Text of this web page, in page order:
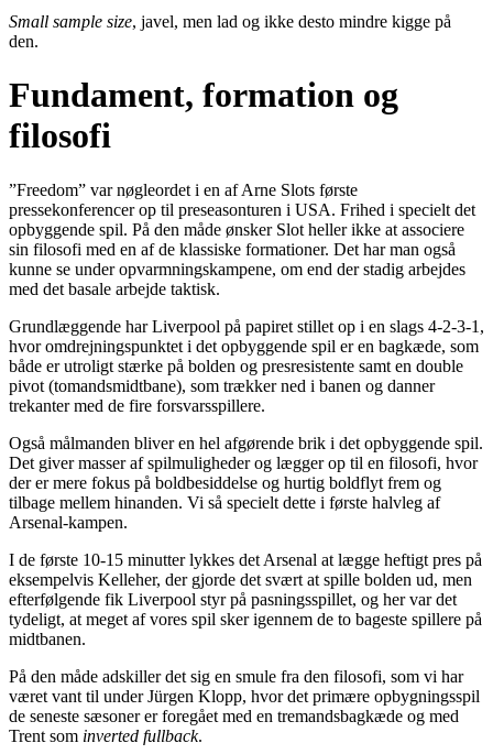
Small sample size, javel, men lad og ikke desto mindre kigge på
den.
Fundament, formation og
filosofi
”Freedom” var nøgleordet i en af Arne Slots første
pressekonferencer op til preseasonturen i USA. Frihed i specielt det
opbyggende spil. På den måde ønsker Slot heller ikke at associere
sin filosofi med en af de klassiske formationer. Det har man også
kunne se under opvarmningskampene, om end der stadig arbejdes
med det basale arbejde taktisk.
Grundlæggende har Liverpool på papiret stillet op i en slags 4-2-3-1,
hvor omdrejningspunktet i det opbyggende spil er en bagkæde, som
både er utroligt stærke på bolden og presresistente samt en double
pivot (tomandsmidtbane), som trækker ned i banen og danner
trekanter med de fire forsvarsspillere.
Også målmanden bliver en hel afgørende brik i det opbyggende spil.
Det giver masser af spilmuligheder og lægger op til en filosofi, hvor
der er mere fokus på boldbesiddelse og hurtig boldflyt frem og
tilbage mellem hinanden. Vi så specielt dette i første halvleg af
Arsenal-kampen.
I de første 10-15 minutter lykkes det Arsenal at lægge heftigt pres på
eksempelvis Kelleher, der gjorde det svært at spille bolden ud, men
efterfølgende fik Liverpool styr på pasningsspillet, og her var det
tydeligt, at meget af vores spil sker igennem de to bageste spillere på
midtbanen.
På den måde adskiller det sig en smule fra den filosofi, som vi har
været vant til under Jürgen Klopp, hvor det primære opbygningsspil
de seneste sæsoner er foregået med en tremandsbagkæde og med
Trent som inverted fullback.